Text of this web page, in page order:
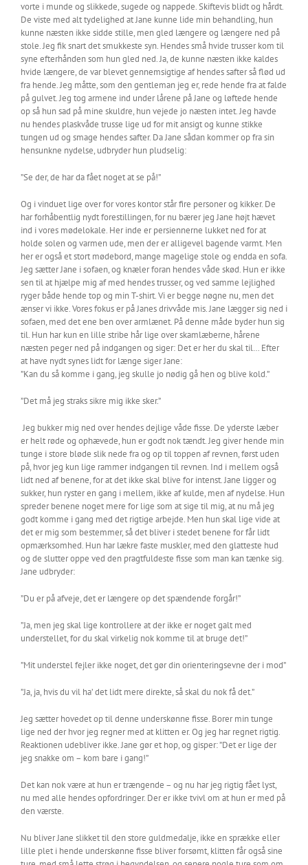
vorte i munde og slikkede, sugede og nappede. Skiftevis blidt og hårdt.
De viste med alt tydelighed at Jane kunne lide min behandling, hun
kunne næsten ikke sidde stille, men gled længere og længere ned på
stole. Jeg fik snart det smukkeste syn. Hendes små hvide trusser kom til
syne efterhånden som hun gled ned. Ja, de kunne næsten ikke kaldes
hvide længere, de var blevet gennemsigtige af hendes safter så flød ud
fra hende. Jeg måtte, som den gentleman jeg er, rede hende fra at falde
på gulvet. Jeg tog armene ind under lårene på Jane og løftede hende
op så hun sad på mine skuldre, hun vejede jo næsten intet. Jeg havde
nu hendes plaskvåde trusse lige ud for mit ansigt og kunne stikke
tungen ud og smage hendes safter. Da Jane sådan kommer op fra sin
hensunkne nydelse, udbryder hun pludselig:
”Se der, de har da fået noget at se på!”
Og i vinduet lige over for vores kontor står fire personer og kikker. De
har forhåbentlig nydt forestillingen, for nu bærer jeg Jane højt hævet
ind i vores mødelokale. Her inde er persiennerne lukket ned for at
holde solen og varmen ude, men der er alligevel bagende varmt. Men
her er også et stort mødebord, mange magelige stole og endda en sofa.
Jeg sætter Jane i sofaen, og knæler foran hendes våde skød. Hun er ikke
sen til at hjælpe mig af med hendes trusser, og ved samme lejlighed
ryger både hende top og min T-shirt. Vi er begge nøgne nu, men det
ænser vi ikke. Vores fokus er på Janes drivvåde mis. Jane lægger sig ned i
sofaen, med det ene ben over armlænet. På denne måde byder hun sig
til. Hun har kun en lille stribe hår lige over skamlæberne, hårene
næsten peger ned på indgangen og siger: Det er her du skal til… Efter
at have nydt synes lidt for længe siger Jane:
”Kan du så komme i gang, jeg skulle jo nødig gå hen og blive kold.”
”Det må jeg straks sikre mig ikke sker.”
Jeg bukker mig ned over hendes dejlige våde fisse. De yderste læber
er helt røde og ophævede, hun er godt nok tændt. Jeg giver hende min
tunge i store bløde slik nede fra og op til toppen af revnen, først uden
på, hvor jeg kun lige rammer indgangen til revnen. Ind i mellem også
lidt ned af benene, for at det ikke skal blive for intenst. Jane ligger og
sukker, hun ryster en gang i mellem, ikke af kulde, men af nydelse. Hun
spreder benene noget mere for lige som at sige til mig, at nu må jeg
godt komme i gang med det rigtige arbejde. Men hun skal lige vide at
det er mig som bestemmer, så det bliver i stedet benene for får lidt
opmærksomhed. Hun har lækre faste muskler, med den glatteste hud
og de slutter oppe ved den pragtfuldeste fisse som man kan tænke sig.
Jane udbryder:
”Du er på afveje, det er længere op det spændende forgår!”
”Ja, men jeg skal lige kontrollere at der ikke er noget galt med
understellet, for du skal virkelig nok komme til at bruge det!”
”Mit understel fejler ikke noget, det gør din orienteringsevne der i mod”
”Ja, ja, hvis du vil ha’ det lidt mere direkte, så skal du nok få det.”
Jeg sætter hovedet op til denne underskønne fisse. Borer min tunge
lige ned der hvor jeg regner med at klitten er. Og jeg har regnet rigtig.
Reaktionen udebliver ikke. Jane gør et hop, og gisper: ”Det er lige der
jeg snakke om – kom bare i gang!”
Det kan nok være at hun er trængende – og nu har jeg rigtig fået lyst,
nu med alle hendes opfordringer. Der er ikke tvivl om at hun er med på
den værste.
Nu bliver Jane slikket til den store guldmedalje, ikke en sprække eller
lille plet i hende underskønne fisse bliver forsømt, klitten får også sine